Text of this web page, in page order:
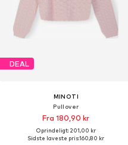
DEAL
MINOTI
Pullover
Fra 180,90 kr
Oprindeligt: 201,00 kr
Sidste laveste pris:160,80 kr